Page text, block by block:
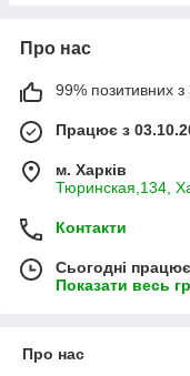
Про нас
99% позитивних з
Працює з
м. Харків
Тюринская,134,
Контакти
Сьогодні
Показати весь
Про нас